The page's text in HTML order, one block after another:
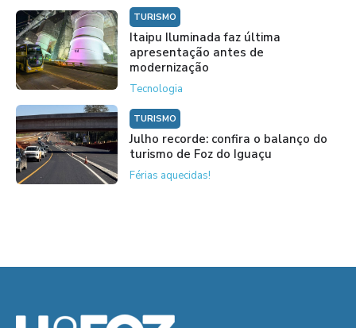
TURISMO
Itaipu Iluminada faz última
apresentação antes de
modernização
Tecnologia
TURISMO
Julho recorde: confira o balanço do
turismo de Foz do Iguaçu
Férias aquecidas!